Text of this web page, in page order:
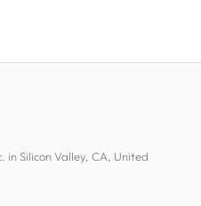
in Silicon Valley, CA, United